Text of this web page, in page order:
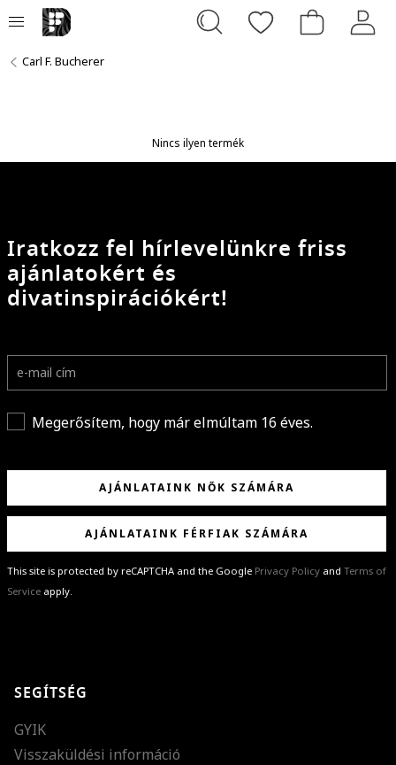
Carl F. Bucherer
Nincs ilyen termék
Iratkozz fel hírlevelünkre friss
ajánlatokért és
divatinspirációkért!
Megerősítem, hogy már elmúltam 16 éves.
AJÁNLATAINK NŐK SZÁMÁRA
AJÁNLATAINK FÉRFIAK SZÁMÁRA
This site is protected by reCAPTCHA and the Google Privacy Policy and Terms of
Service apply.
különleges ajánlatainkat és stílustippjeinket!
SEGÍTSÉG
GYIK
Visszaküldési információ